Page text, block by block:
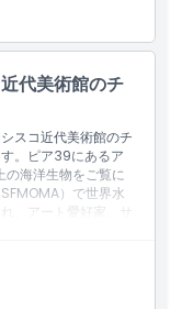
代美術館のチ
スコ近代美術館のチ
。ピア39にあるア
海洋生物をご覧に
）で世界水
、アート愛好家、サ